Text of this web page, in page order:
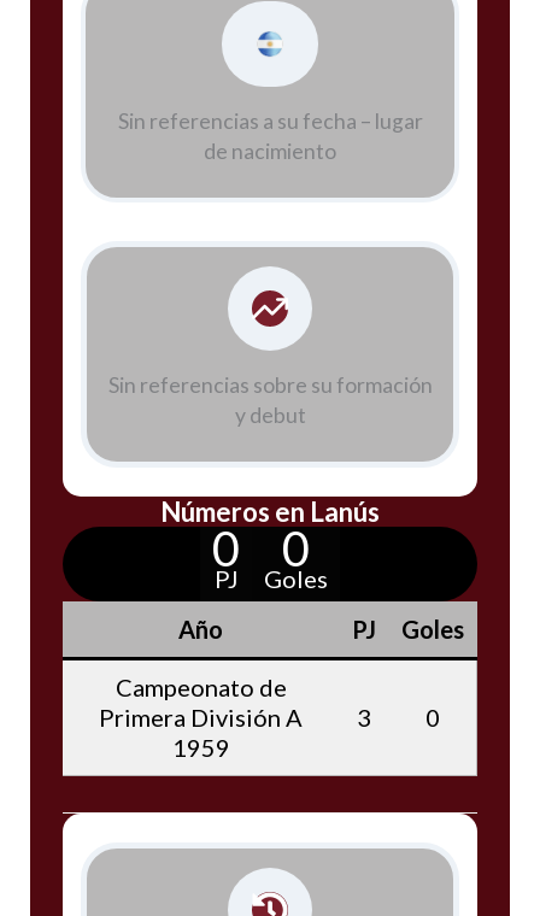
Sin referencias a su fecha – lugar
de nacimiento
Sin referencias sobre su formación
y debut
Números en Lanús
0
PJ
0
Goles
Año
PJ
Goles
Campeonato de
Primera División A
1959
3 0